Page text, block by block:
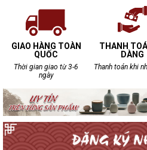
những dấu rạn nứt.
- Mặt trong nếu có Gồ ghề
xuất thủ công cho nên 100 chum
GIAO HÀNG TOÀN
QUỐC
Thời gian giao từ 3-6
ngày
THANH
DÀNG
Thanh toán khi